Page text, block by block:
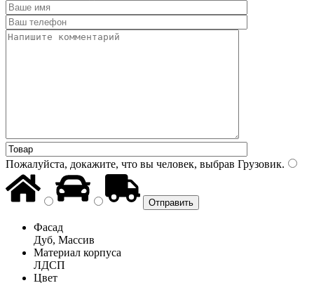
Пожалуйста, докажите, что вы человек, выбрав Грузовик.
Фасад
Дуб, Массив
Материал корпуса
ЛДСП
Цвет